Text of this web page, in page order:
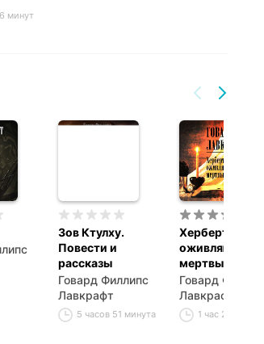
минут
Зов Ктулху.
Повести и
рассказы
Говард Филлипс
Лавкрафт
5 часов 51 минута
Херберт Уэст,
оживляющий
мертвых
Говард Филлипс
Лавкрафт
1 час 23 минуты